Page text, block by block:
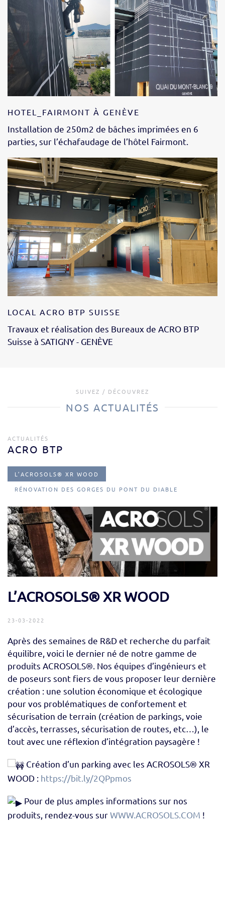
HOTEL_FAIRMONT À GENÈVE
Installation de 250m2 de bâches imprimées en 6
parties, sur l’échafaudage de l’hôtel Fairmont.
LOCAL ACRO BTP SUISSE
Travaux et réalisation des Bureaux de ACRO BTP
Suisse à SATIGNY - GENÈVE
SUIVEZ / DÉCOUVREZ
NOS ACTUALITÉS
ACTUALITÉS
ACRO BTP
L’ACROSOLS® XR WOOD
RÉNOVATION DES GORGES DU PONT DU DIABLE
L’ACROSOLS® XR WOOD
23-03-2022
Après des semaines de R&D et recherche du parfait
équilibre, voici le dernier né de notre gamme de
produits ACROSOLS®. Nos équipes d’ingénieurs et
de poseurs sont fiers de vous proposer leur dernière
création : une solution économique et écologique
pour vos problématiques de confortement et
sécurisation de terrain (création de parkings, voie
d’accès, terrasses, sécurisation de routes, etc…), le
tout avec une réflexion d’intégration paysagère !
Création d’un parking avec les ACROSOLS® XR
WOOD : https://bit.ly/2QPpmos
Pour de plus amples informations sur nos
produits, rendez-vous surWWW.ACROSOLS.COM !